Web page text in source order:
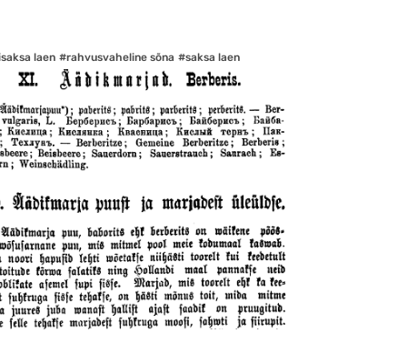
laen #rahvusvaheline sõna #saksa laen